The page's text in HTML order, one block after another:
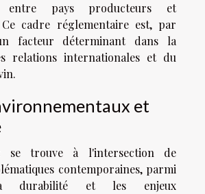
entre pays producteurs et
cadre réglementaire est, par
facteur déterminant dans la
relations internationales et du
et
se trouve à l'intersection de
contemporaines, parmi
durabilité et les enjeux